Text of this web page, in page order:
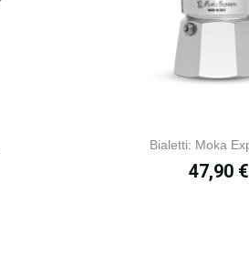
Bialetti: Moka
Prix
47,90 €